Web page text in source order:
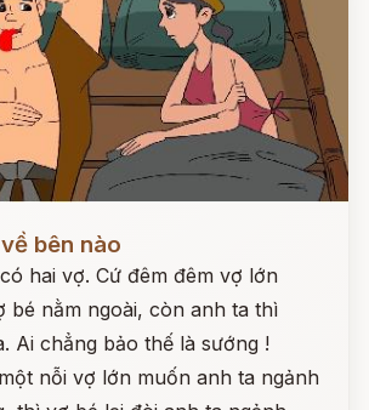
bên nào
hai vợ. Cứ đêm đêm vợ lớn
bé nằm ngoài, còn anh ta thì
Ai chẳng bảo thế là sướng !
nỗi vợ lớn muốn anh ta ngảnh